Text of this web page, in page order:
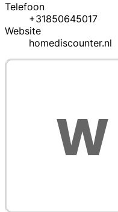
Telefoon
+31850645017
Website
homediscounter.nl